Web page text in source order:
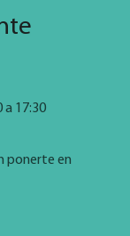
a 17:30
ponerte en